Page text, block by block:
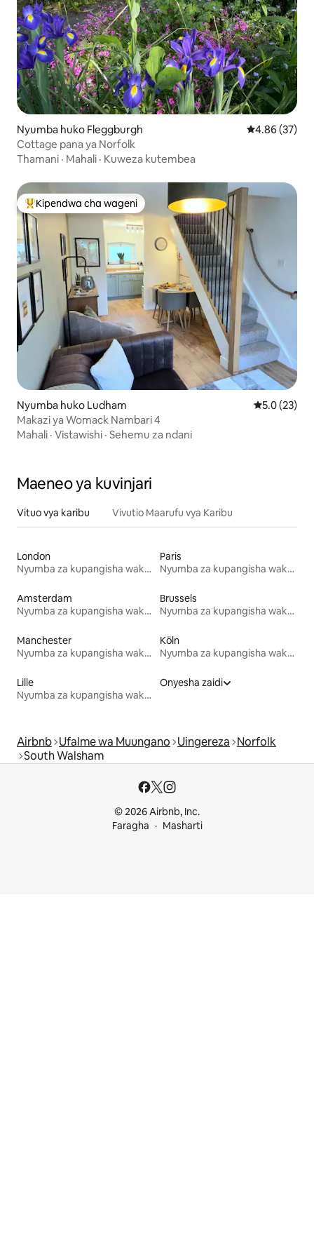
Nyumba huko Fleggburgh Ukadiriaji wa
4.86 (37)
Cottage pana ya Norfolk
Thamani · Mahali · Kuweza kutembea
Kipendwa maarufu cha wageni
Kipendwa cha wageni
Nyumba huko Ludham Ukadiriaji
5.0 (23)
Makazi ya Womack Nambari 4
Mahali · Vistawishi · Sehemu za ndani
Maeneo ya kuvinjari
Vituo vya karibu Vivutio Maarufu vya Karibu
London
Nyumba za kupangisha wakati wa likizo
Paris
Nyumba za kupangisha wakati wa likizo
Amsterdam
Nyumba za kupangisha wakati wa likizo
Brussels
Nyumba za kupangisha wakati wa likizo
Manchester
Nyumba za kupangisha wakati wa likizo
Köln
Nyumba za kupangisha wakati wa likizo
Lille
Nyumba za kupangisha wakati wa likizo
Onyesha zaidi
Airbnb Ufalme wa Muungano Uingereza Norfolk
South Walsham
© 2026 Airbnb, Inc.
Faragha
Masharti